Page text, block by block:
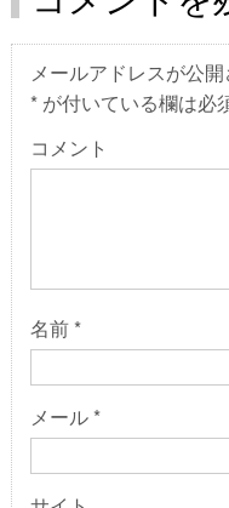
メールアドレスが公
*が付いている欄は必
コメント
名前 *
メール *